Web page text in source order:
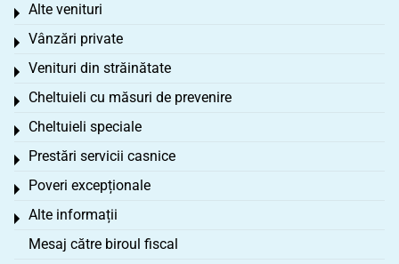
Alte venituri
Toggle menu
Vânzări private
Toggle menu
Venituri din străinătate
Toggle menu
Cheltuieli cu măsuri de prevenire
Toggle menu
Cheltuieli speciale
Toggle menu
Prestări servicii casnice
Toggle menu
Poveri excepționale
Toggle menu
Alte informații
Toggle menu
Mesaj către biroul fiscal